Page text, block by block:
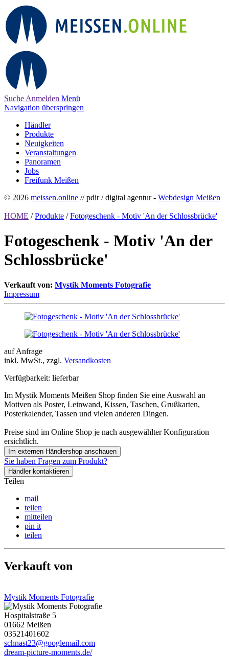
Suche Anmelden Menü
Navigation überspringen
Händler
Produkte
Neuigkeiten
Veranstaltungen
Panoramen
Jobs
Freifunk Meißen
© 2026 meissen.online // pdir / digital agentur - Webdesign Meißen
HOME / Produkte / Fotogeschenk - Motiv 'An der Schlossbrücke'
Fotogeschenk - Motiv 'An der
Schlossbrücke'
Verkauft von: Mystik Moments Fotografie
Impressum
auf Anfrage
inkl. MwSt., zzgl. Versandkosten
Verfügbarkeit: lieferbar
Im Mystik Moments Meißen Shop finden Sie eine Auswahl an
Motiven als Poster, Leinwand, Kissen, Taschen, Grußkarten,
Posterkalender, Tassen und vielen anderen Dingen.
Preise sind im Online Shop je nach ausgewählter Konfiguration
ersichtlich.
Im externen Händlershop anschauen
Sie haben Fragen zum Produkt?
Händler kontaktieren
Teilen
mail
teilen
mitteilen
pin it
teilen
Verkauft von
Mystik Moments Fotografie
Hospitalstraße 5
01662 Meißen
03521401602
schnast23@googlemail.com
dream-picture-moments.de/